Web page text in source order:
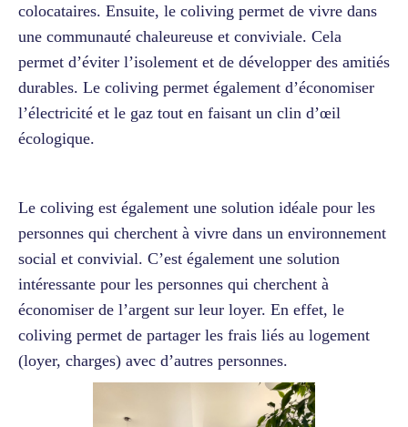
colocataires. Ensuite, le coliving permet de vivre dans
une communauté chaleureuse et conviviale. Cela
permet d’éviter l’isolement et de développer des amitiés
durables. Le coliving permet également d’économiser
l’électricité et le gaz tout en faisant un clin d’œil
écologique.
Le coliving est également une solution idéale pour les
personnes qui cherchent à vivre dans un environnement
social et convivial. C’est également une solution
intéressante pour les personnes qui cherchent à
économiser de l’argent sur leur loyer. En effet, le
coliving permet de partager les frais liés au logement
(loyer, charges) avec d’autres personnes.